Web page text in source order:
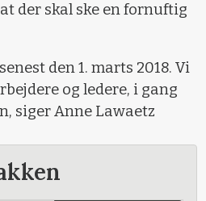
der skal ske en fornuftig
den 1. marts 2018. Vi
og ledere, i gang
siger Anne Lawaetz